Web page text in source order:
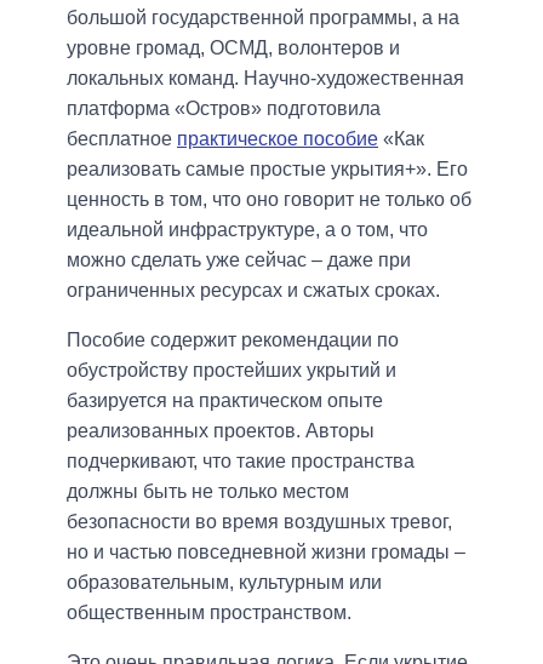
большой государственной программы, а на
уровне громад, ОСМД, волонтеров и
локальных команд. Научно-художественная
платформа «Остров» подготовила
бесплатное практическое пособие «Как
реализовать самые простые укрытия+». Его
ценность в том, что оно говорит не только об
идеальной инфраструктуре, а о том, что
можно сделать уже сейчас – даже при
ограниченных ресурсах и сжатых сроках.
Пособие содержит рекомендации по
обустройству простейших укрытий и
базируется на практическом опыте
реализованных проектов. Авторы
подчеркивают, что такие пространства
должны быть не только местом
безопасности во время воздушных тревог,
но и частью повседневной жизни громады –
образовательным, культурным или
общественным пространством.